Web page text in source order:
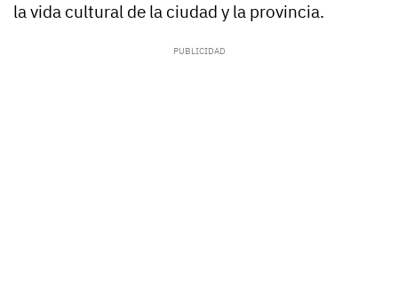
la vida cultural de la ciudad y la provincia.